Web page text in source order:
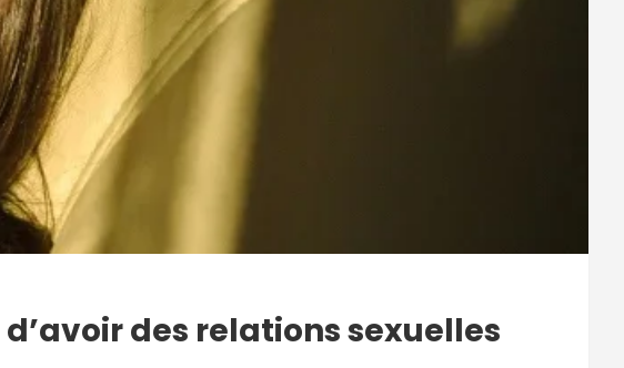
des relations sexuelles